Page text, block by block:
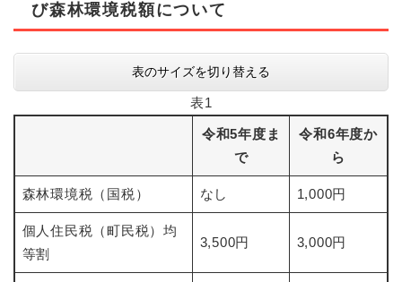
び森林環境税額について
表のサイズを切り替える
表1
令和5年度ま
で
令和6年度か
ら
森林環境税（国税） なし 1,000円
個人住民税（町民税）均
等割
3,500円 3,000円